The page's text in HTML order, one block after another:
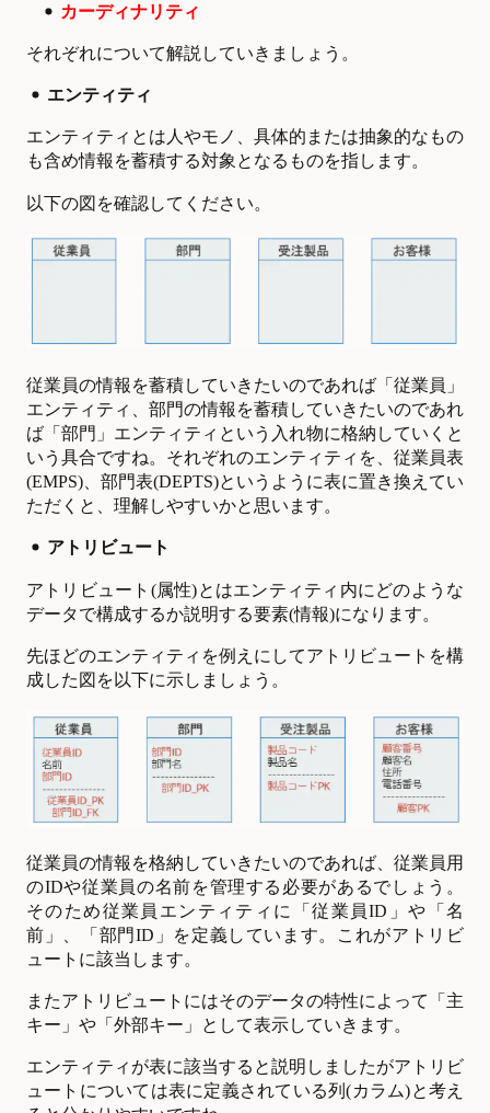
カーディナリティ
それぞれについて解説していきましょう。
エンティティ
エンティティとは人やモノ、具体的または抽象的なもの
も含め情報を蓄積する対象となるものを指します。
以下の図を確認してください。
従業員の情報を蓄積していきたいのであれば「従業員」
エンティティ、部門の情報を蓄積していきたいのであれ
ば「部門」エンティティという入れ物に格納していくと
いう具合ですね。それぞれのエンティティを、従業員表
(EMPS)、部門表(DEPTS)というように表に置き換えてい
ただくと、理解しやすいかと思います。
アトリビュート
アトリビュート(属性)とはエンティティ内にどのような
データで構成するか説明する要素(情報)になります。
先ほどのエンティティを例えにしてアトリビュートを構
成した図を以下に示しましょう。
従業員の情報を格納していきたいのであれば、従業員用
のIDや従業員の名前を管理する必要があるでしょう。
そのため従業員エンティティに「従業員ID」や「名
前」、「部門ID」を定義しています。これがアトリビ
ュートに該当します。
またアトリビュートにはそのデータの特性によって「主
キー」や「外部キー」として表示していきます。
エンティティが表に該当すると説明しましたがアトリビ
ュートについては表に定義されている列(カラム)と考え